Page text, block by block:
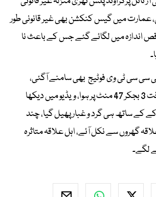
عمارت میں گیس کنکشن بھی غیر قانونی طور
اندازہ میں لگائے گئے جس کے باعث نا
سی سی ٹی وی فوٹیج بھی سامنے آگئی،
دھماکہ سحری کے وقت 3 بجکر 47 منٹ پر ہوا، ویڈیو میں دیکھا
کے ساتھ ہی گرد و غبار پھیل گیا، چند
گھروں سے نکل آئے، اہل علاقہ متاثرہ
لگے۔